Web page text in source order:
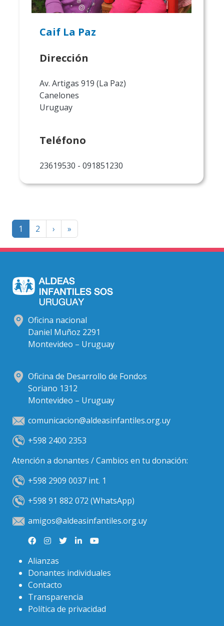
Caif La Paz
Dirección
Av. Artigas 919 (La Paz)
Canelones
Uruguay
Teléfono
23619530 - 091851230
Paginación
1 2 › Página
siguiente
»
page
Oficina nacional
Daniel Muñoz 2291
Montevideo – Uruguay
Oficina de Desarrollo de Fondos
Soriano 1312
Montevideo – Uruguay
comunicacion@aldeasinfantiles.org.uy
+598 2400 2353
Atención a donantes / Cambios en tu donación:
+598 2909 0037 int. 1
+598 91 882 072 (WhatsApp)
amigos@aldeasinfantiles.org.uy
Alianzas
Donantes individuales
Contacto
Transparencia
Política de privacidad